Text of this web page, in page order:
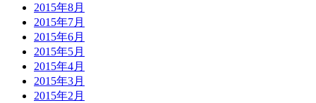
2015年8月
2015年7月
2015年6月
2015年5月
2015年4月
2015年3月
2015年2月